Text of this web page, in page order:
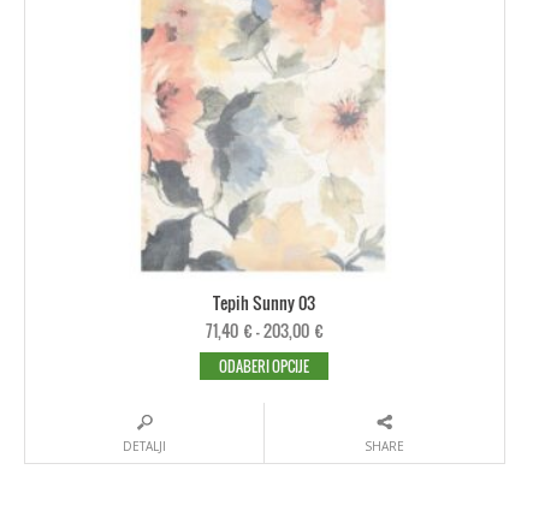
Tepih Sunny 03
71,40 €–203,00 €
ODABERI OPCIJE
DETALJI SHARE